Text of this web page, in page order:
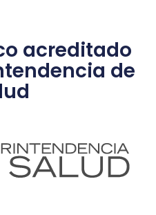
acreditado
de